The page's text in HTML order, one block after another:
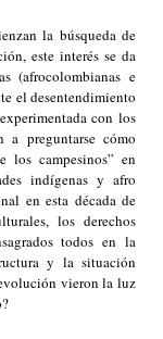
la búsqueda de
este interés se da
(afrocolombianas e
el desentendimiento
con los
a preguntarse cómo
los campesinos” en
indígenas y afro
en esta década de
los derechos
todos en la
y la situación
vieron la luz